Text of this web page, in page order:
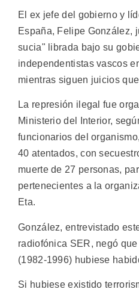
El ex jefe del gobierno y
España, Felipe González,
sucia" librada bajo su
independentistas vascos
mientras siguen juicios
La represión ilegal fue
Ministerio del Interior,
funcionarios del
40 atentados, con
muerte de 27 personas,
pertenecientes a la
Eta.
González, entrevistado
radiofónica SER, negó
(1982-1996) hubiese
Si hubiese existido